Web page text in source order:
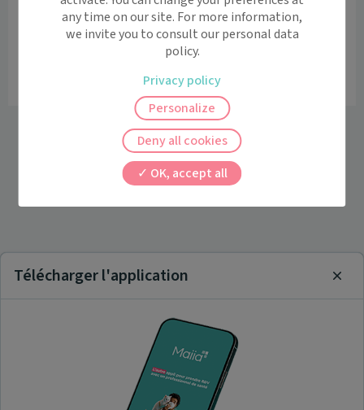
Découvrez l'agenda en ligne et la téléconsultation
par Maiia
Vous êtes professionnel de santé
Télécharger l'application
any time on our site. For more information,
we invite you to consult our personal data
policy.
OK, accept all
Deny all cookies
Personalize
Privacy policy